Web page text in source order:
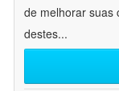
de melhorar suas
destes...